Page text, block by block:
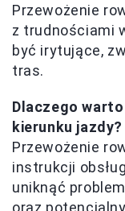
Przewożenie
z trudnościami
być irytujące,
tras.
Dlaczego
kierunku jazdy?
Przewożenie
instrukcji
uniknąć
oraz